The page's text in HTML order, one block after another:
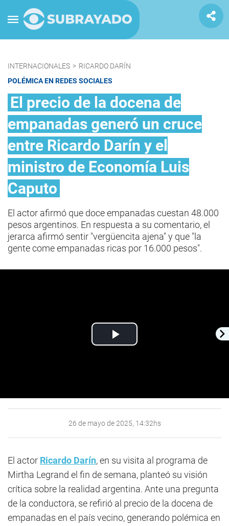
INTERNACIONALES > RICARDO DARÍN
POLÉMICA EN REDES SOCIALES
El precio de la docena de
empanadas generó un cruce
entre Ricardo Darín y el
ministro de Economía Luis
Caputo
El actor afirmó que doce empanadas cuestan 48.000
pesos argentinos. En respuesta a su comentario, el
jerarca afirmó sentir "vergüencita ajena" y que "la
gente come empanadas ricas por 16.000 pesos".
Play
26 de mayo de 2025, 14:32hs
El actor Ricardo Darín, en su visita al programa de
Mirtha Legrand el fin de semana, planteó su visión
crítica sobre la realidad argentina. Ante una pregunta
de la conductora, se refirió al precio de la docena de
empanadas en el país vecino, generando polémica en